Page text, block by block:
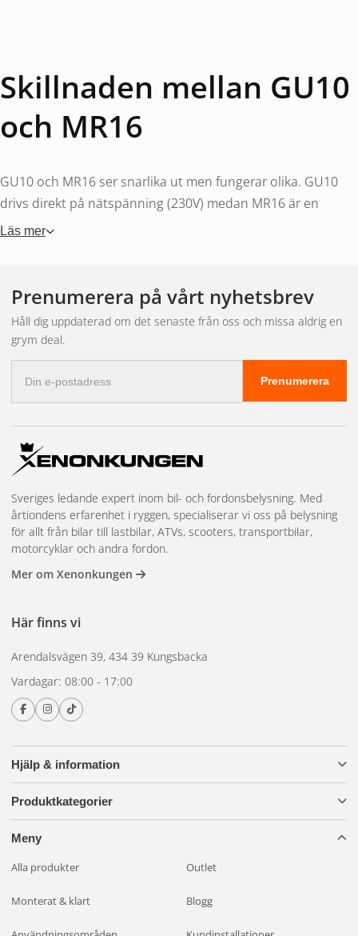
Skillnaden mellan GU10
och MR16
GU10 och MR16 ser snarlika ut men fungerar olika. GU10
drivs direkt på nätspänning (230V) medan MR16 är en
lågspänningslampa (12V) som kräver transformator. Det gör
Fördelar med GU10 LED-
lampor
– upp till 80 % lägre förbrukning än
Lång livslängd
Riktat ljus– passar accentbelysning på tavlor eller
Olika spridningsvinklar – från 36° till 120°
Dimbara varianter– välj rätt ljusnivå för köket eller
vardagsrummet
användningsområden
för GU10
Badrumsbelysning
– välj IP-klassad variant för fuktiga
miljöer
Accent- och tavellampor
konstverk
Köp GU10-lampor på
Xenonkungen
Läs mer
Prenumerera på vårt nyhetsbrev
Håll dig uppdaterad om det senaste från oss och missa aldrig en
grym deal.
postadress
Prenumerera
Hjälp & information
Produktkategorier
Meny
Alla produkter Outlet
Monterat & klart Blogg
Sveriges ledande expert inom bil- och fordonsbelysning. Med
årtiondens erfarenhet i ryggen, specialiserar vi oss på belysning
för allt från bilar till lastbilar, ATVs, scooters, transportbilar,
motorcyklar och andra fordon.
Mer om Xenonkungen
Här finns vi
Arendalsvägen 39, 434 39 Kungsbacka
Vardagar: 08:00 - 17:00